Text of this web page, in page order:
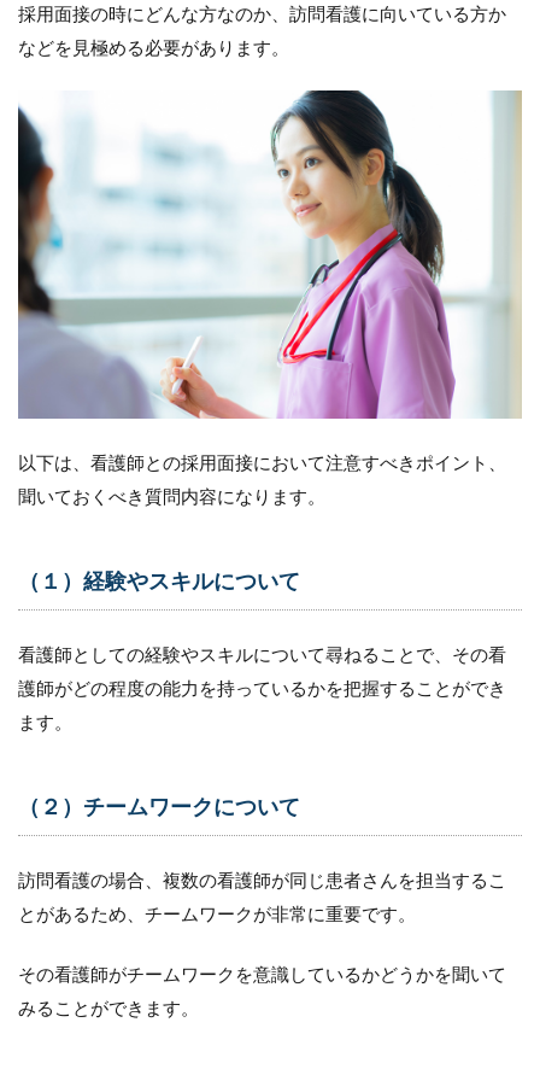
採用面接の時にどんな方なのか、訪問看護に向いている方か
などを見極める必要があります。
以下は、看護師との採用面接において注意すべきポイント、
聞いておくべき質問内容になります。
（１）経験やスキルについて
看護師としての経験やスキルについて尋ねることで、その看
護師がどの程度の能力を持っているかを把握することができ
ます。
（２）チームワークについて
訪問看護の場合、複数の看護師が同じ患者さんを担当するこ
とがあるため、チームワークが非常に重要です。
その看護師がチームワークを意識しているかどうかを聞いて
みることができます。